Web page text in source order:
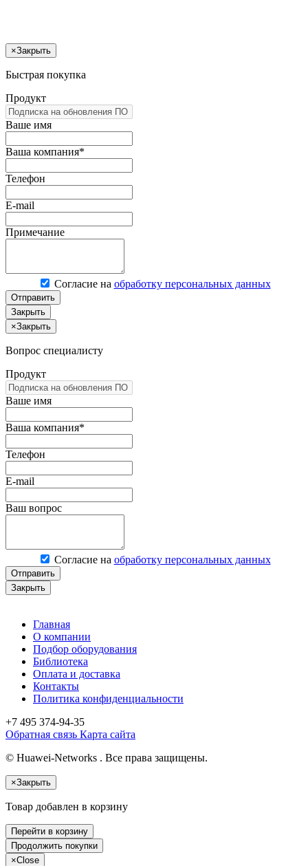
×Закрыть
Быстрая покупка
Продукт
Ваше имя
Ваша компания*
Телефон
E-mail
Примечание
Согласие на обработку персональных данных
Отправить
Закрыть
×Закрыть
Вопрос специалисту
Продукт
Ваше имя
Ваша компания*
Телефон
E-mail
Ваш вопрос
Согласие на обработку персональных данных
Отправить
Закрыть
Главная
О компании
Подбор оборудования
Библиотека
Оплата и доставка
Контакты
Политика конфиденциальности
+7 495 374-94-35
Обратная связь Карта сайта
© Huawei-Networks . Все права защищены.
×Закрыть
Товар добавлен в корзину
Перейти в корзину
Продолжить покупки
×Close